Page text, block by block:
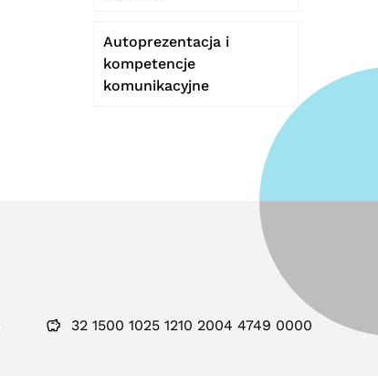
Autoprezentacja i
kompetencje
komunikacyjne
32 1500 1025 1210 2004 4749 0000